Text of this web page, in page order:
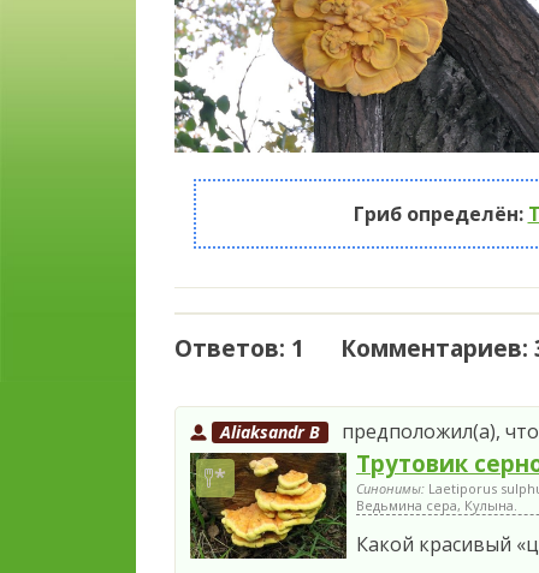
Гриб определён:
Ответов: 1 Комментариев:
Aliaksandr B предположил(а),
Трутовик
Синонимы: Laetiporus
Ведьмина сера, Кулына.
Какой красивый